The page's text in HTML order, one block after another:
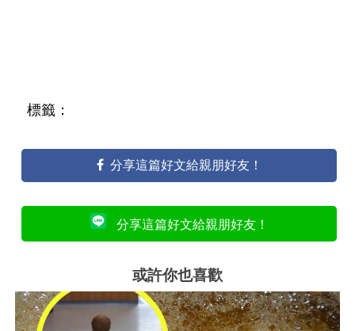
標籤：
分享這篇好文給親朋好友！
分享這篇好文給親朋好友！
或許你也喜歡